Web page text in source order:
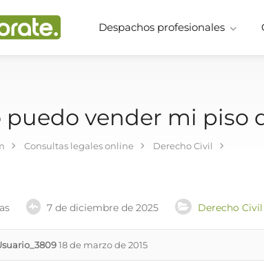
Despachos profesionales
puedo vender mi piso
Consultas legales online Derecho Civil
7 de diciembre de 2025 Derecho Civil
18 de marzo de 2015